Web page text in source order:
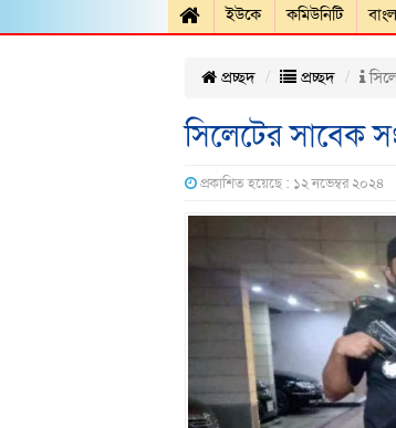
ইউকে কমিউনিটি
প্রচ্ছদ প্রচ্ছদ
সিলেটের সাবেক
প্রকাশিত হয়েছে : ১২ নভেম্বর ২০২৪